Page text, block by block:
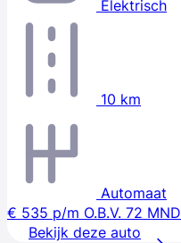
Elektrisch
10 km
Automaat
€ 535 p/m O.B.V. 72 MND
Bekijk deze auto